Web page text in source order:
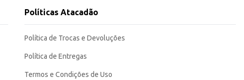
versatilidade permite a criação de diversas receitas, atendendo a diferentes
Políticas Atacadão
Política de Trocas e Devoluções
Política de Entregas
Termos e Condições de Uso